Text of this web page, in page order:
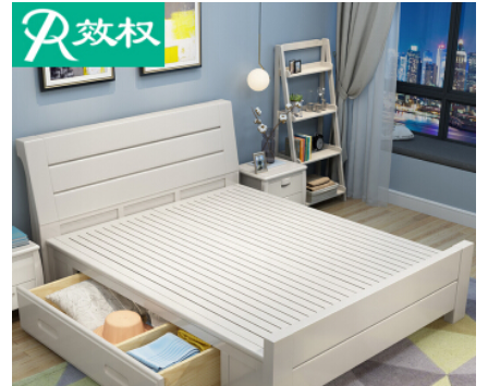
るあるカーストス
ト・マイズである家
具ラトグリー【普通
版】1.5*2.0 mベド+3
Eコナツ+1
用ダンベル10536 Bブ
ロック1800*2000
具白オーク色1800*ベ
クター色1800